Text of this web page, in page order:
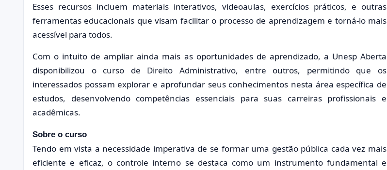
Esses recursos incluem materiais interativos, videoaulas, exercícios práticos, e outras
ferramentas educacionais que visam facilitar o processo de aprendizagem e torná-lo mais
acessível para todos.
Com o intuito de ampliar ainda mais as oportunidades de aprendizado, a Unesp Aberta
disponibilizou o curso de Direito Administrativo, entre outros, permitindo que os
interessados possam explorar e aprofundar seus conhecimentos nesta área específica de
estudos, desenvolvendo competências essenciais para suas carreiras profissionais e
acadêmicas.
Sobre o curso
Tendo em vista a necessidade imperativa de se formar uma gestão pública cada vez mais
eficiente e eficaz, o controle interno se destaca como um instrumento fundamental e